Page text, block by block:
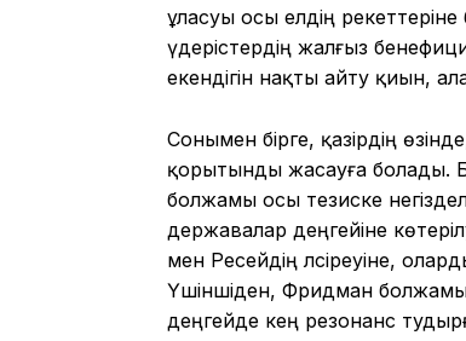
ұласуы осы елдің
үдерістердің жалғыз
екендігін нақты айту қиын,
Сонымен бірге, қазірдің
қорытынды жасауға болады.
болжамы осы тезиске
державалар деңгейіне
мен Ресейдің әлсіреуіне,
Үшіншіден, Фридман
деңгейде кең резонанс